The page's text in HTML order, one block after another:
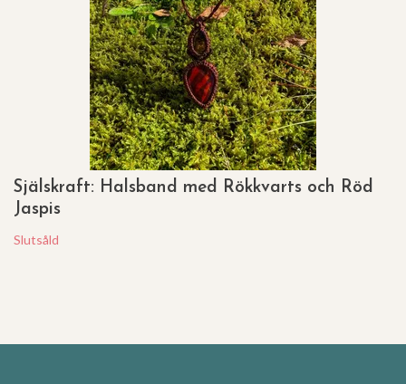
Själskraft: Halsband med Rökkvarts och Röd
Jaspis
Slutsåld